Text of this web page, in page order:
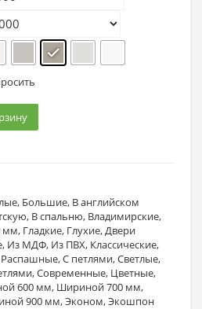
, Большие, В английском
, В спальню, Владимирские,
мм, Гладкие, Глухие, Двери
, Из МДФ, Из ПВХ, Классические,
Распашные,С петлями,Светлые,
,Современные, Цветные,
600 мм, Шириной 700 мм,
900 мм,Эконом,Экошпон